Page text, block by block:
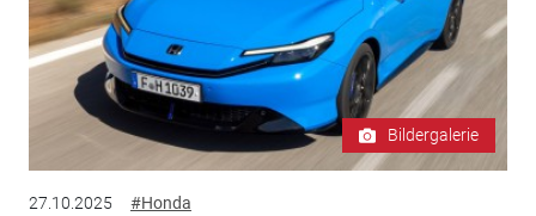
Bildergalerie
27.10.2025 #Honda